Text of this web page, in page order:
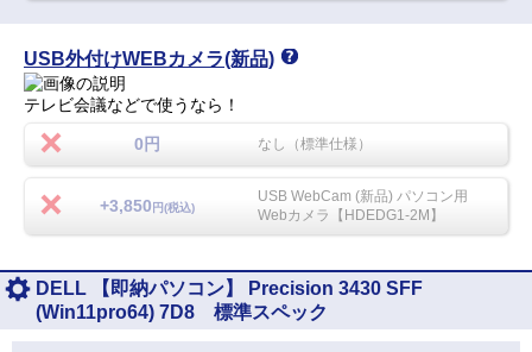
USB外付けWEBカメラ(新品)
テレビ会議などで使うなら！
0円 なし（標準仕様）
+3,850 円(税込)
USB WebCam (新品) パソコン用
Webカメラ【HDEDG1-2M】
DELL 【即納パソコン】 Precision 3430 SFF
(Win11pro64) 7D8 標準スペック